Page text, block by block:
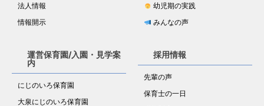
法人情報
情報開示
幼児期の実践
みんなの声
運営保育園/入園・見学案
内
にじのいろ保育園
大泉にじのいろ保育園
採用情報
先輩の声
保育士の一日